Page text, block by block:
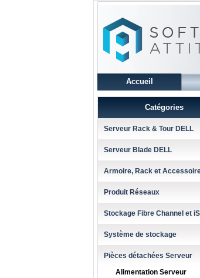
Accueil
Catégories
Serveur Rack & Tour DELL
Serveur Blade DELL
Armoire, Rack et
Produit Réseaux
Stockage Fibre Channel et
Système de stockage
Pièces détachées Serveur
Alimentation Serveur